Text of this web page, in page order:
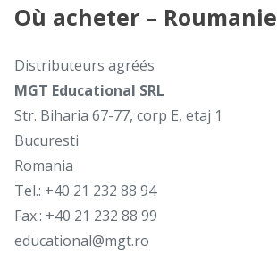
Où acheter – Roumanie
Distributeurs agréés
MGT Educational SRL
Str. Biharia 67-77, corp E, etaj 1
Bucuresti
Romania
Tel.: +40 21 232 88 94
Fax.: +40 21 232 88 99
educational@mgt.ro